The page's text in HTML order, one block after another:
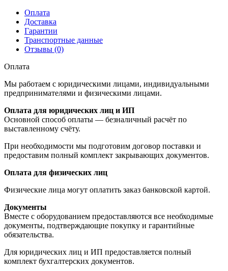
Оплата
Доставка
Гарантии
Транспортные данные
Отзывы (0)
Оплата
Мы работаем с юридическими лицами, индивидуальными
предпринимателями и физическими лицами.
Оплата для юридических лиц и ИП
Основной способ оплаты — безналичный расчёт по
выставленному счёту.
При необходимости мы подготовим договор поставки и
предоставим полный комплект закрывающих документов.
Оплата для физических лиц
Физические лица могут оплатить заказ банковской картой.
Документы
Вместе с оборудованием предоставляются все необходимые
документы, подтверждающие покупку и гарантийные
обязательства.
Для юридических лиц и ИП предоставляется полный
комплект бухгалтерских документов.